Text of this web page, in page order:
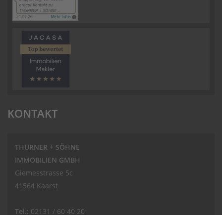
KONTAKT
THURNER + SÖHNE
IMMOBILIEN GMBH
Giemesstrasse 5c
41564 Kaarst
Tel.: 02131 / 60 40 20